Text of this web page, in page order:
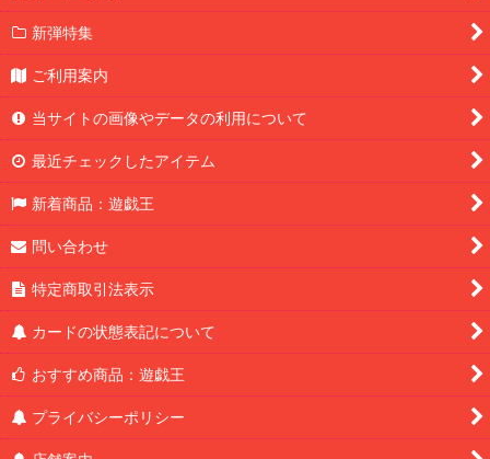
新弾特集
ご利用案内
当サイトの画像やデータの利用について
最近チェックしたアイテム
新着商品：遊戯王
問い合わせ
特定商取引法表示
カードの状態表記について
おすすめ商品：遊戯王
プライバシーポリシー